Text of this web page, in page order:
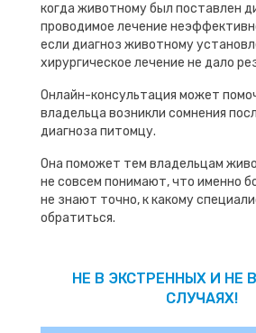
когда животному был поставлен
проводимое лечение
если диагноз животному
хирургическое лечение не дало
Онлайн-консультация может
владельца возникли сомнения
диагноза питомцу.
Она поможет тем владельцам
не совсем понимают, что именно
не знают точно, к какому
обратиться.
НЕ В ЭКСТРЕННЫХ И НЕ
СЛУЧАЯХ!